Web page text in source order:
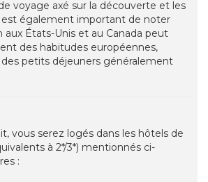
voyage axé sur la découverte et les
est également important de noter
aux États-Unis et au Canada peut
des habitudes européennes,
petits déjeuners généralement
vous serez logés dans les hôtels de
à 2*/3*) mentionnés ci-
: